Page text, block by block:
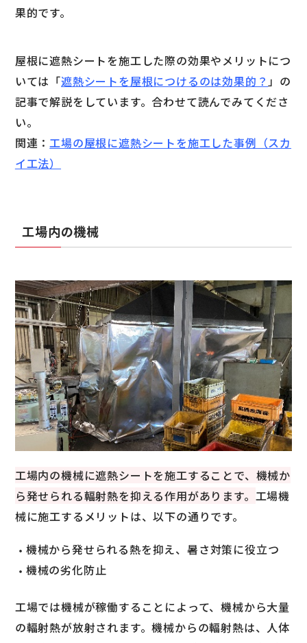
果的です。
屋根に遮熱シートを施工した際の効果やメリットにつ
いては「遮熱シートを屋根につけるのは効果的？」の
記事で解説をしています。合わせて読んでみてくださ
い。
関連：工場の屋根に遮熱シートを施工した事例（スカ
イ工法）
工場内の機械
工場内の機械に遮熱シートを施工することで、機械か
ら発せられる輻射熱を抑える作用があります。 工場機
械に施工するメリットは、以下の通りです。
機械から発せられる熱を抑え、暑さ対策に役立つ
機械の劣化防止
工場では機械が稼働することによって、機械から大量
の輻射熱が放射されます。機械からの輻射熱は、人体